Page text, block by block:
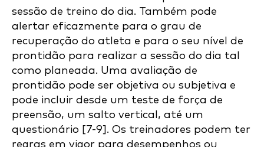
sessão de treino do dia. Também pode
alertar eficazmente para o grau de
recuperação do atleta e para o seu nível de
prontidão para realizar a sessão do dia tal
como planeada. Uma avaliação de
prontidão pode ser objetiva ou subjetiva e
pode incluir desde um teste de força de
preensão, um salto vertical, até um
questionário [7-9]. Os treinadores podem ter
regras em vigor para desempenhos ou